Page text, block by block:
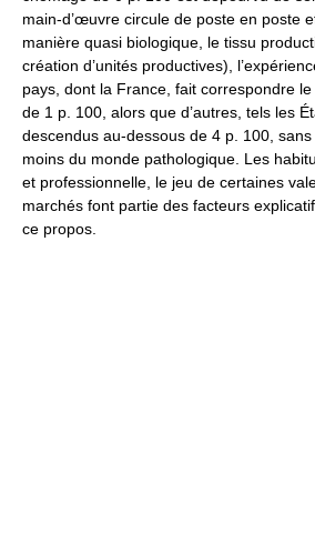
main-d’œuvre circule de poste en poste
manière quasi biologique, le tissu
création d’unités productives),
pays, dont la France, fait correspondre
de 1 p. 100, alors que d’autres, tels les
descendus au-dessous de 4 p. 100,
moins du monde pathologique. Les
et professionnelle, le jeu de certaines
marchés font partie des facteurs
ce propos.